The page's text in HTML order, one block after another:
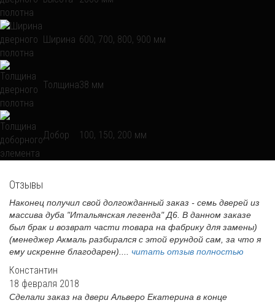
Ширина 600, 700, 800, 900 мм
Толщина38 мм
Добор 100, 150, 200 мм
Отзывы
Наконец получил свой долгожданный заказ - семь дверей из
массива дуба "Итальянская легенда" Д6. В данном заказе
был брак и возврат части товара на фабрику для замены)
(менеджер Акмаль разбирался с этой ерундой сам, за что я
ему искренне благодарен).... читать отзыв полностью
Константин
18 февраля 2018
Сделали заказ на двери Альверо Екатерина в конце